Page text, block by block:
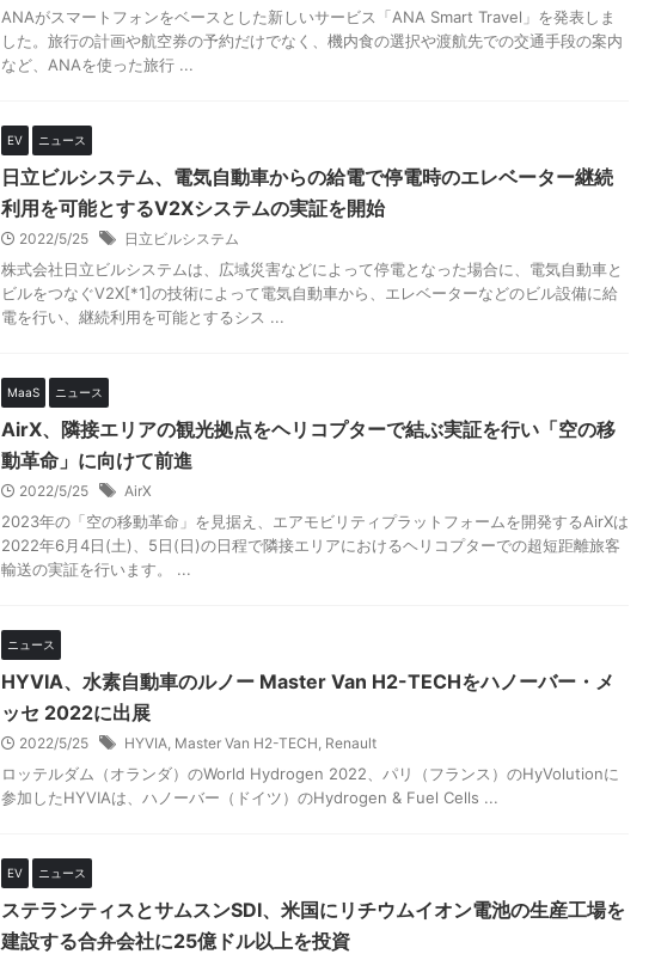
ANAがスマートフォンをベースとした新しいサービス「ANA Smart Travel」を発表しま
した。旅行の計画や航空券の予約だけでなく、機内食の選択や渡航先での交通手段の案内
など、ANAを使った旅行 ...
EV ニュース
日立ビルシステム、電気自動車からの給電で停電時のエレベーター継続
利用を可能とするV2Xシステムの実証を開始
2022/5/25 日立ビルシステム
株式会社日立ビルシステムは、広域災害などによって停電となった場合に、電気自動車と
ビルをつなぐV2X[*1]の技術によって電気自動車から、エレベーターなどのビル設備に給
電を行い、継続利用を可能とするシス ...
MaaS ニュース
AirX、隣接エリアの観光拠点をヘリコプターで結ぶ実証を行い「空の移
動革命」に向けて前進
2022/5/25 AirX
2023年の「空の移動革命」を見据え、エアモビリティプラットフォームを開発するAirXは
2022年6月4日(土)、5日(日)の日程で隣接エリアにおけるヘリコプターでの超短距離旅客
輸送の実証を行います。 ...
ニュース
HYVIA、水素自動車のルノー Master Van H2-TECHをハノーバー・メ
ッセ 2022に出展
2022/5/25 HYVIA, Master Van H2-TECH, Renault
ロッテルダム（オランダ）のWorld Hydrogen 2022、パリ（フランス）のHyVolutionに
参加したHYVIAは、ハノーバー（ドイツ）のHydrogen & Fuel Cells ...
EV ニュース
ステランティスとサムスンSDI、米国にリチウムイオン電池の生産工場を
建設する合弁会社に25億ドル以上を投資